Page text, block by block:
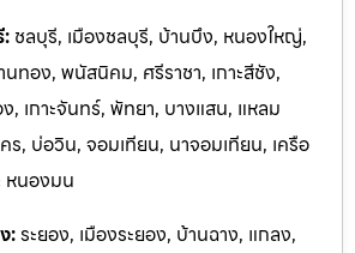
ชลบุรี, เมืองชลบุรี, บ้านบึง, หนองใหญ่,
ทอง, พนัสนิคม, ศรีราชา, เกาะสีชัง,
, เกาะจันทร์, พัทยา, บางแสน, แหลม
ร, บ่อวิน, จอมเทียน, นาจอมเทียน, เครือ
นองมน
:ระยอง, เมืองระยอง, บ้านฉาง, แกลง,